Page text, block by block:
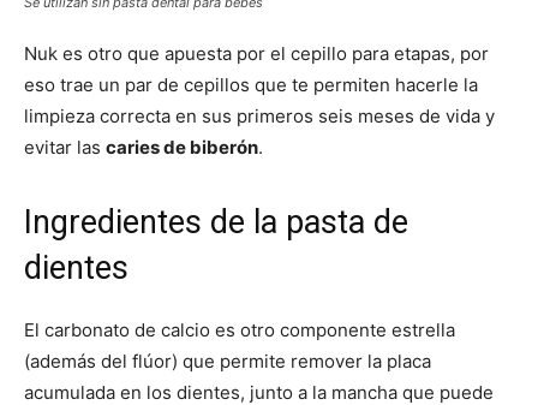
Nuk es otro que apuesta por el cepillo para etapas, por
eso trae un par de cepillos que te permiten hacerle la
limpieza correcta en sus primeros seis meses de vida y
evitar las caries de biberón.
Ingredientes de la pasta de
dientes
El carbonato de calcio es otro componente estrella
(además del flúor) que permite remover la placa
acumulada en los dientes, junto a la mancha que puede